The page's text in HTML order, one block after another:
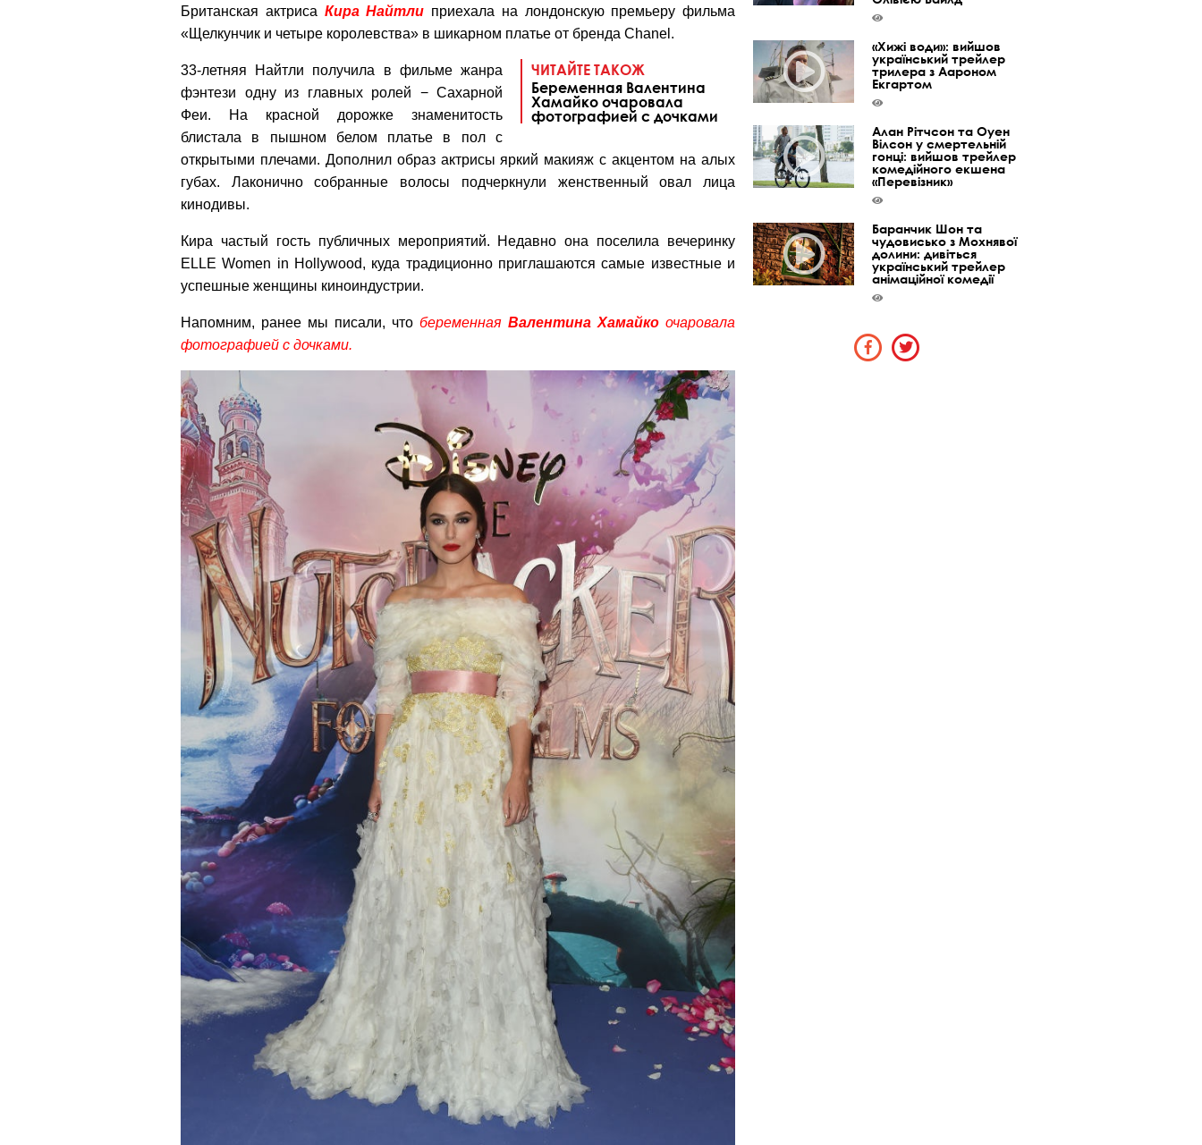
Британская актриса Кира Найтли приехала на лондонскую премьеру фильма
«Щелкунчик и четыре королевства» в шикарном платье от бренда Chanel.
ЧИТАЙТЕ ТАКОЖ
Беременная Валентина
Хамайко очаровала
фотографией с дочками
33-летняя Найтли получила в фильме жанра
фэнтези одну из главных ролей − Сахарной
Феи. На красной дорожке знаменитость
блистала в пышном белом платье в пол с
открытыми плечами. Дополнил образ актрисы яркий макияж с акцентом на алых
губах. Лаконично собранные волосы подчеркнули женственный овал лица
кинодивы.
Кира частый гость публичных мероприятий. Недавно она поселила вечеринку
ELLE Women in Hollywood, куда традиционно приглашаются самые известные и
успешные женщины киноиндустрии.
Напомним, ранее мы писали, что беременная Валентина Хамайко очаровала
фотографией с дочками.
«Хижі води»: вийшов
український трейлер
трилера з Аароном
Екгартом
Алан Рітчсон та Оуен
Вілсон у смертельній
гонці: вийшов трейлер
комедійного екшена
«Перевізник»
Баранчик Шон та
чудовисько з Мохнявої
долини: дивіться
український трейлер
анімаційної комедії